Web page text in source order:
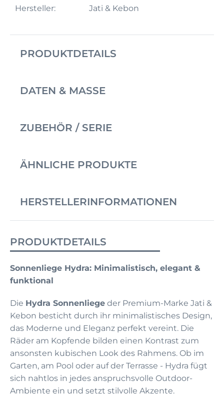
Hersteller:
Jati & Kebon
PRODUKTDETAILS
DATEN & MASSE
ZUBEHÖR / SERIE
ÄHNLICHE PRODUKTE
HERSTELLERINFORMATIONEN
PRODUKTDETAILS
Sonnenliege Hydra: Minimalistisch, elegant &
funktional
Die Hydra Sonnenliege der Premium-Marke Jati &
Kebon besticht durch ihr minimalistisches Design,
das Moderne und Eleganz perfekt vereint. Die
Räder am Kopfende bilden einen Kontrast zum
ansonsten kubischen Look des Rahmens. Ob im
Garten, am Pool oder auf der Terrasse - Hydra fügt
sich nahtlos in jedes anspruchsvolle Outdoor-
Ambiente ein und setzt stilvolle Akzente.